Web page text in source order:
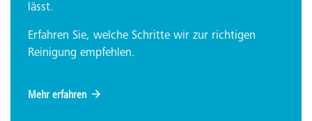
lässt.
Erfahren Sie, welche Schritte wir zur richtigen
Reinigung empfehlen.
Mehr erfahren